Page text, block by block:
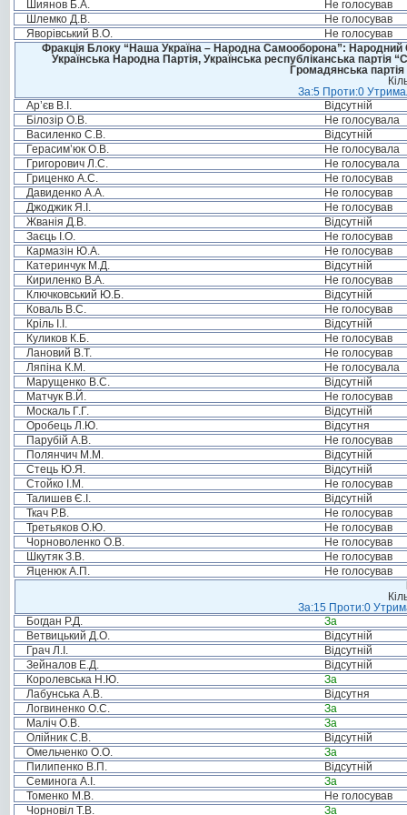
Шиянов Б.А.
Не голосував
Шлемко Д.В.
Не голосував
Яворівський В.О.
Не голосував
Фракція Блоку “Наша Україна – Народна Самооборона”: Народний
Українська Народна Партія, Українська республіканська
Громадянська
За:5 Проти:0
Ар’єв В.І.
Відсутній
Білозір О.В.
Не голосувала
Василенко С.В.
Відсутній
Герасим’юк О.В.
Не голосувала
Григорович Л.С.
Не голосувала
Гриценко А.С.
Не голосував
Давиденко А.А.
Не голосував
Джоджик Я.І.
Не голосував
Жванія Д.В.
Відсутній
Заєць І.О.
Не голосував
Кармазін Ю.А.
Не голосував
Катеринчук М.Д.
Відсутній
Кириленко В.А.
Не голосував
Ключковський Ю.Б.
Відсутній
Коваль В.С.
Не голосував
Кріль І.І.
Відсутній
Куликов К.Б.
Не голосував
Лановий В.Т.
Не голосував
Ляпіна К.М.
Не голосувала
Марущенко В.С.
Відсутній
Матчук В.Й.
Не голосував
Москаль Г.Г.
Відсутній
Оробець Л.Ю.
Відсутня
Парубій А.В.
Не голосував
Полянчич М.М.
Відсутній
Стець Ю.Я.
Відсутній
Стойко І.М.
Не голосував
Талишев Є.І.
Відсутній
Ткач Р.В.
Не голосував
Третьяков О.Ю.
Не голосував
Чорноволенко О.В.
Не голосував
Шкутяк З.В.
Не голосував
Яценюк А.П.
Не голосував
За:15 Проти:0
Богдан Р.Д.
За
Ветвицький Д.О.
Відсутній
Грач Л.І.
Відсутній
Зейналов Е.Д.
Відсутній
Королевська Н.Ю.
За
Лабунська А.В.
Відсутня
Логвиненко О.С.
За
Маліч О.В.
За
Олійник С.В.
Відсутній
Омельченко О.О.
За
Пилипенко В.П.
Відсутній
Семинога А.І.
За
Томенко М.В.
Не голосував
Чорновіл Т.В.
За